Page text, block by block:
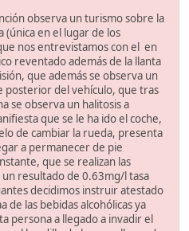
observa un turismo sobre la
(única en el lugar de los
nos entrevistamos con el en
reventado además de la llanta
que además se observa un
posterior del vehículo, que tras
se observa un halitosis a
que se le ha ido el coche,
de cambiar la rueda, presenta
a permanecer de pie
que se realizan las
resultado de 0.63mg/l tasa
decidimos instruir atestado
de las bebidas alcohólicas ya
persona a llegado a invadir el